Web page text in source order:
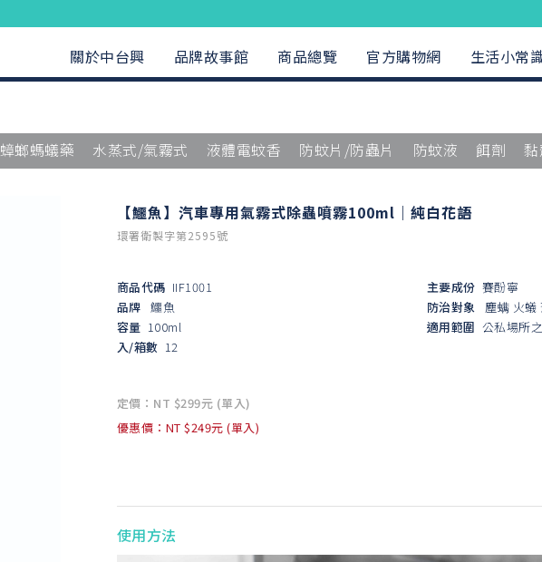
關於中台興 品牌故事館 商品總覽 官方購物網 生活小常
蟑螂螞蟻藥 水蒸式/氣霧式 液體電蚊香 防蚊片/防蟲片 防蚊液 餌劑
【鱷魚】汽車專用氣霧式除蟲噴霧100ml｜純白花語
環署衛製字第2595號
商品代碼 IIF1001
品牌 鱷魚
容量 100ml
入/箱數 12
主要成份 賽酚寧
防治對象
塵螨 火蟻
適用範圍 公私場所
定價：NT $299元 (單入)
優惠價：NT $249元 (單入)
使用方法